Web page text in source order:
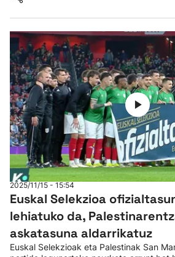
2025/11/15 - 15:54
Euskal Selekzioa
lehiatuko da,
askatasuna aldarrikatuz
Euskal Selekzioak eta Palestinak San